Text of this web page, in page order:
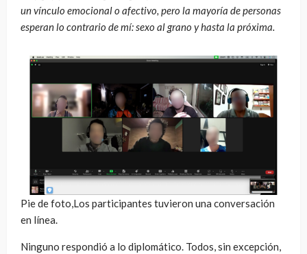
un vínculo emocional o afectivo, pero la mayoría de personas
esperan lo contrario de mí: sexo al grano y hasta la próxima.
Pie de foto,Los participantes tuvieron una conversación
en línea.
Ninguno respondió a lo diplomático. Todos, sin excepción,